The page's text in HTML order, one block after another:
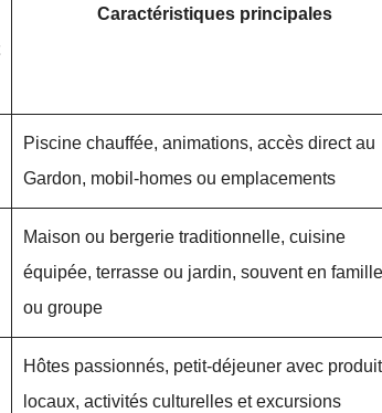
Caractéristiques principales
Piscine chauffée, animations, accès direct au
Gardon, mobil-homes ou emplacements
Maison ou bergerie traditionnelle, cuisine
équipée, terrasse ou jardin, souvent en famille
ou groupe
Hôtes passionnés, petit-déjeuner avec
locaux, activités culturelles et excursions